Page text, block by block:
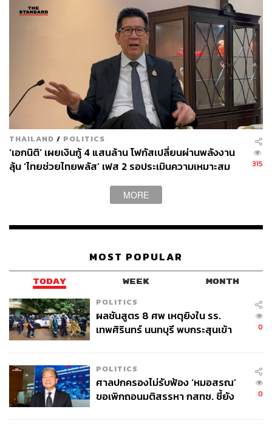
โดยสิ่งสำคัญคือการเตรียมความพร้อมและสร้างภูมิคุ้มกัน
ทางธุรกิจ ผ่านการวางแผนบริหารความเสี่ยงล่วงหน้า การ
รักษาสภาพคล่องและเงินทุนหมุนเวียนให้เพียงพอ ควบคู่กับ
การเพิ่มประสิทธิภาพการใช้พลังงาน (Energy Efficiency)
ทั้งการปรับปรุงเครื่องจักร การบริหารจัดการพลังงานใน
โรงงาน และการใช้พลังงานทดแทน เช่น โซลาร์เซลล์ เพื่อลด
ภาระต้นทุนและรักษาขีดความสามารถในการแข่งขัน
รวมถึงควรมีการกระจายแหล่งนำเข้าและห่วงโซ่อุปทาน
(Supply Chain) โดยจัดหาแหล่งวัตถุดิบสำรองเพิ่มเติม โดย
ตะวันออกกลาง เพื่อลดความเสี่ยงจากภาวะขาดแคลนและ
ความผันผวนของราคาในช่วงนี้
แนะรัฐ ‘รีเซ็ต’ บัตรสวัสดิการ
พิมพ์ใจ กล่าวอีกว่า กรณีที่รัฐบาล โดยอนุทิน ชาญวีรกูล
นายกรัฐมนตรีและกระทรวงการคลัง มีนโยบายทบทวนหลัก
เกณฑ์การพิจารณาสิทธิบัตรสวัสดิการแห่งรัฐ
อุปการะเลี้ยงดูบิดามารดาของบุตรมาเป็นหนึ่งในเงื่อนไขการ
พิจารณาว่าถือเป็นแนวทางที่เหมาะสม เนื่องจากสภาพ
เศรษฐกิจและโครงสร้างครอบครัวไทยในปัจจุบันมีความซับ
THAILAND / POLITICS
‘เอกนิติ’ เผยเงินกู้ 4 แสนล้าน โฟกัสเปลี่ยนผ่านพลังงาน
ลุ้น ‘ไทยช่วยไทยพลัส’ เฟส 2 รอประเมินความเหมาะสม
315
MORE
MOST POPULAR
TODAY WEEK MONTH
POLITICS
ผลชันสูตร 8 ศพ เหตุยิงใน รร.
เทพศิรินทร์ นนทบุรี พบกระสุนเข้า
0
POLITICS
ศาลปกครองไม่รับฟ้อง ‘หมอสรณ’
ขอเพิกถอนมติสรรหา กสทช. ชี้ยัง
0